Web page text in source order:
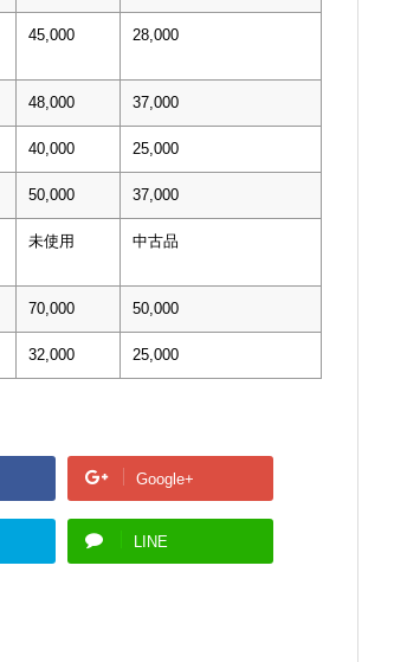
45,000 28,000
48,000 37,000
40,000 25,000
50,000 37,000
未使用 中古品
70,000 50,000
32,000 25,000
Google+
LINE